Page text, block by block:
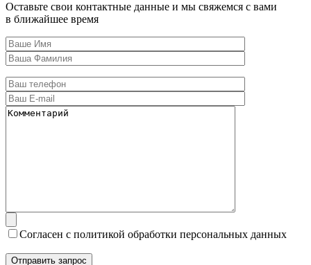
Оставьте свои контактные данные и мы свяжемся с вами
в ближайшее время
Согласен с политикой обработки персональных данных